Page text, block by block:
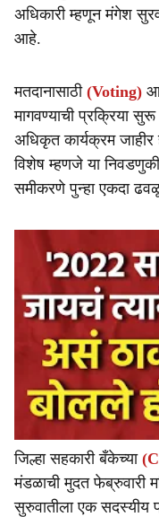
अधिकारी म्हणून मंगेश
आहे.
मतदानासाठी (Voting)
मागवण्याची प्रक्रिया
अधिकृत कार्यक्रम
विशेष म्हणजे या
समीकरणे पुन्हा एकदा
जिल्हा सहकारी बँकेच्या
मंडळाची मुदत फेब्रुवारी
सुरुवातीला एक